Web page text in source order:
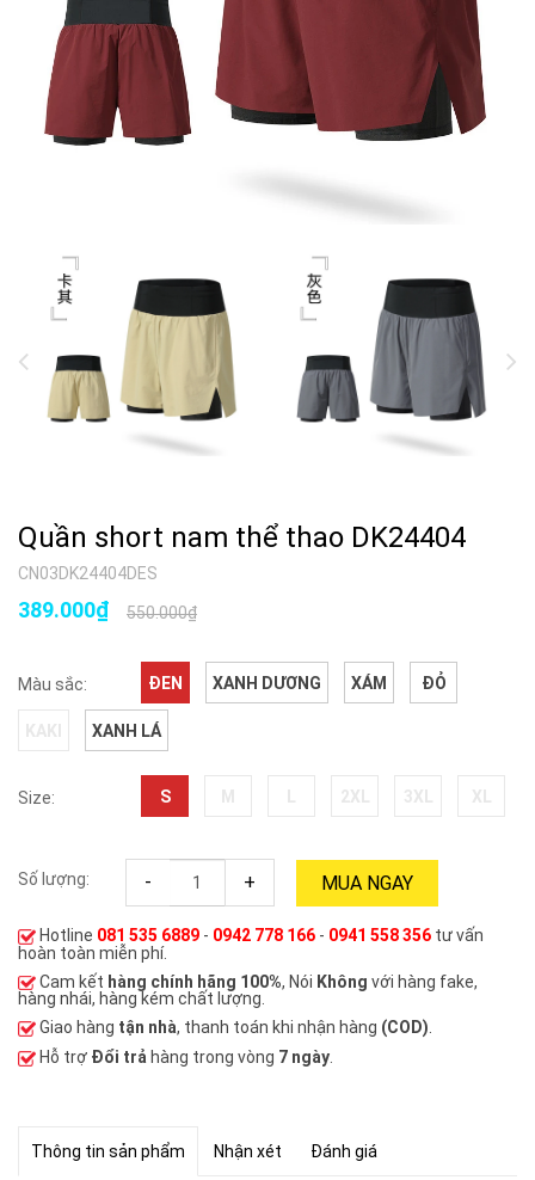
Quần short nam thể thao DK24404
CN03DK24404DES
550.000₫
389.000₫
Màu sắc: ĐEN XANH DƯƠNG XÁM ĐỎ
XANH LÁ
Size: S
Số lượng: - + MUA NGAY
Hotline 081 535 6889 - 0942 778 166 - 0941 558 356 tư vấn
hoàn toàn miễn phí.
Cam kết hàng chính hãng 100%, Nói Không với hàng fake,
hàng nhái, hàng kém chất lượng.
Giao hàng tận nhà, thanh toán khi nhận hàng (COD).
Hỗ trợ Đổi trả hàng trong vòng 7 ngày
Thông tin sản phẩm Nhận xét Đánh giá